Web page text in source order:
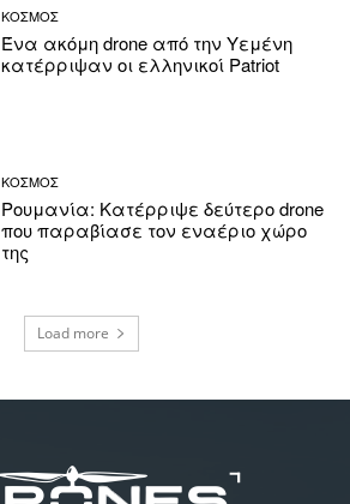
ΚΟΣΜΟΣ
Ένα ακόμη drone από την Υεμένη
κατέρριψαν οι ελληνικοί Patriot
ΚΟΣΜΟΣ
Ρουμανία: Κατέρριψε δεύτερο drone
που παραβίασε τον εναέριο χώρο
της
Load more